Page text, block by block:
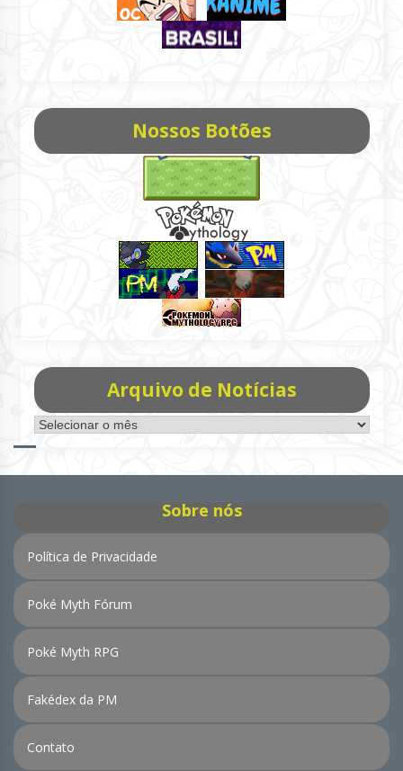
Nossos Botões
Arquivo de Notícias
Arquivo
de
Sobre nós
Política de Privacidade
Poké Myth Fórum
Poké Myth RPG
Fakédex da PM
Contato